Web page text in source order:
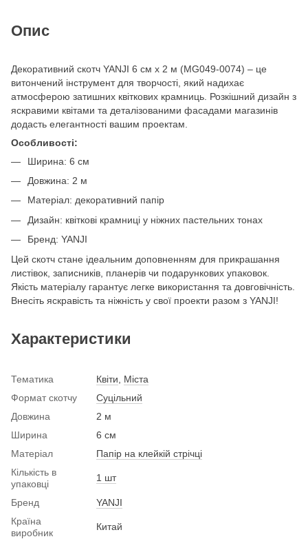
Опис
Декоративний скотч YANJI 6 см x 2 м (MG049-0074) – це
витончений інструмент для творчості, який надихає
атмосферою затишних квіткових крамниць. Розкішний дизайн з
яскравими квітами та деталізованими фасадами магазинів
додасть елегантності вашим проектам.
Особливості:
Ширина: 6 см
Довжина: 2 м
Матеріал: декоративний папір
Дизайн: квіткові крамниці у ніжних пастельних тонах
Бренд: YANJI
Цей скотч стане ідеальним доповненням для прикрашання
листівок, записників, планерів чи подарункових упаковок.
Якість матеріалу гарантує легке використання та довговічність.
Внесіть яскравість та ніжність у свої проекти разом з YANJI!
Характеристики
Тематика Квіти
Міста
Формат скотчу
Суцільний
Довжина
2 м
Ширина
6 см
Матеріал
Папір на клейкій стрічці
Кількість в
упаковці
1 шт
Бренд
YANJI
Країна
виробник
Китай